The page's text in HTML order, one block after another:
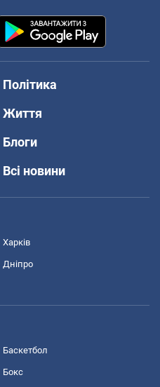
Політика
Життя
Блоги
Всі новини
Харків
Дніпро
Баскетбол
Бокс